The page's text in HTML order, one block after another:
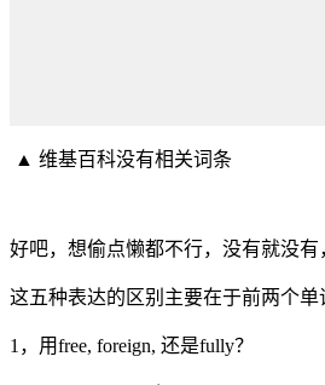
▲ 维基百科没有相关词条
好吧，想偷点懒都不行，没有就没有
这五种表达的区别主要在于前两个单
1，用free, foreign, 还是fully？